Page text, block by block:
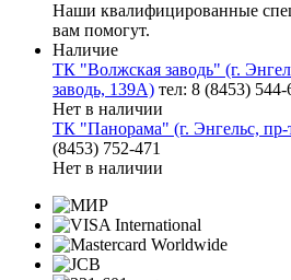
Наши квалифицированные
вам помогут.
Наличие
ТК "Волжская заводь" (г.
заводь, 139А) тел: 8 (8453) 544-
Нет в наличии
ТК "Панорама" (г. Энгельс,
(8453) 752-471
Нет в наличии